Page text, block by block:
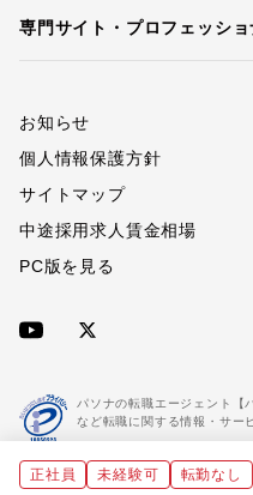
専門サイト・プロフェッシ
お知らせ
個人情報保護方針
サイトマップ
中途採用求人賃金相場
PC版を見る
パソナの転職エージェント【
など転職に関する情報・サー
「パソナキャリア」は職業紹
正社員 未経験可 転勤なし